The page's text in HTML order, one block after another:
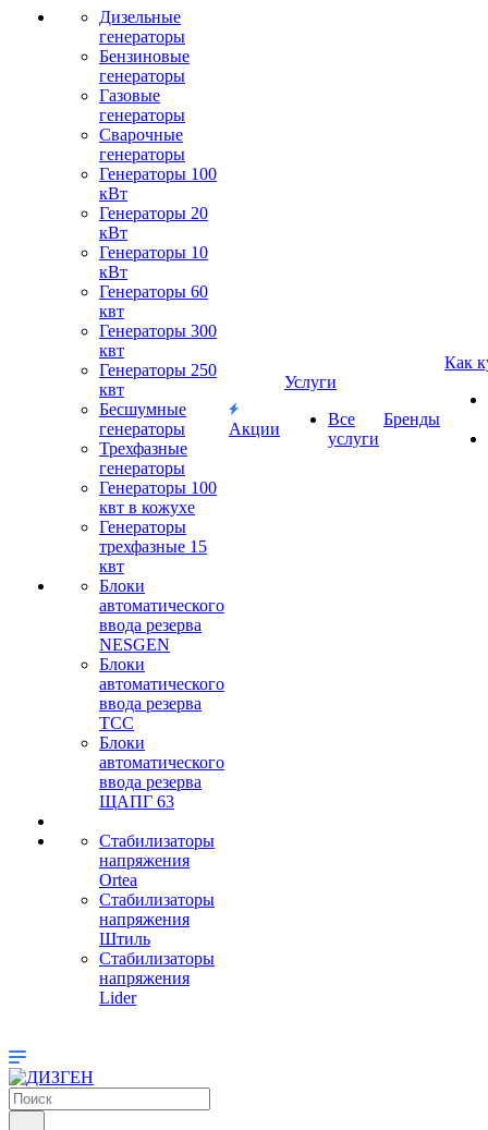
Дизельные
генераторы
Бензиновые
генераторы
Газовые
генераторы
Сварочные
генераторы
Генераторы 100
кВт
Генераторы 20
кВт
Генераторы 10
кВт
Генераторы 60
квт
Генераторы 300
квт
Генераторы 250
квт
Бесшумные
генераторы
Трехфазные
генераторы
Генераторы 100
квт в кожухе
Генераторы
трехфазные 15
квт
Блоки
автоматического
ввода резерва
NESGEN
Блоки
автоматического
ввода резерва
ТСС
Блоки
автоматического
ввода резерва
ЩАПГ 63
Стабилизаторы
напряжения
Ortea
Стабилизаторы
напряжения
Штиль
Стабилизаторы
напряжения
Lider
Акции
Услуги
Все
услуги
Бренды
Как